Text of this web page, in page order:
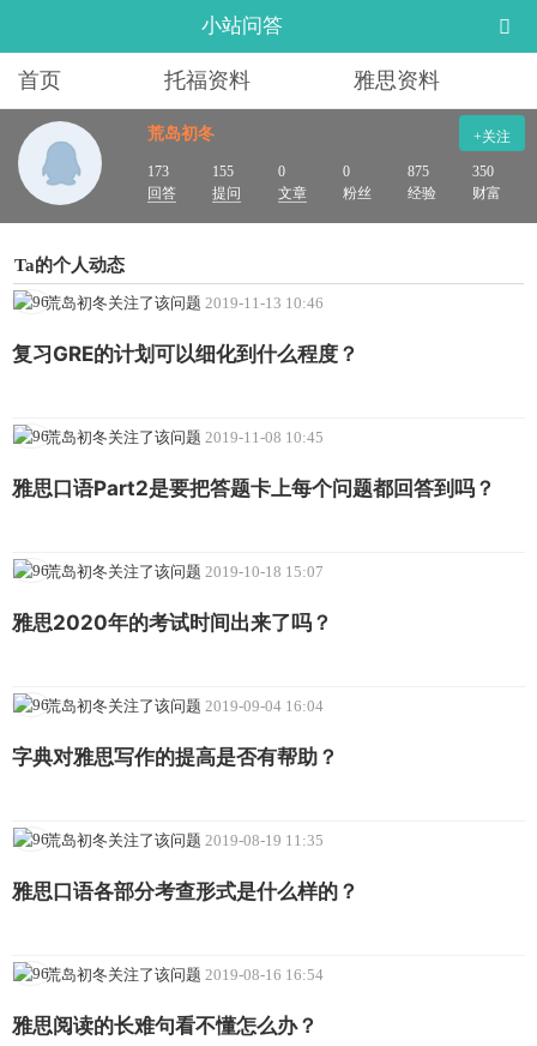
小站问答
首页 托福资料 雅思资料
+关注
荒岛初冬
173
回答
155
提问
0
文章
0
粉丝
875
经验
350
财富
Ta的个人动态
荒岛初冬关注了该问题 2019-11-13 10:46
复习GRE的计划可以细化到什么程度？
荒岛初冬关注了该问题 2019-11-08 10:45
雅思口语Part2是要把答题卡上每个问题都回答到吗？
荒岛初冬关注了该问题 2019-10-18 15:07
雅思2020年的考试时间出来了吗？
荒岛初冬关注了该问题 2019-09-04 16:04
字典对雅思写作的提高是否有帮助？
荒岛初冬关注了该问题 2019-08-19 11:35
雅思口语各部分考查形式是什么样的？
荒岛初冬关注了该问题 2019-08-16 16:54
雅思阅读的长难句看不懂怎么办？